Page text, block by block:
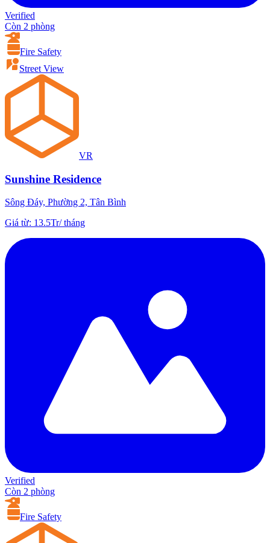
Verified
Còn 2 phòng
Fire Safety
Street View
VR
Sunshine Residence
Sông Đáy, Phường 2, Tân Bình
Giá từ: 13.5Tr/tháng
Verified
Còn 2 phòng
Fire Safety